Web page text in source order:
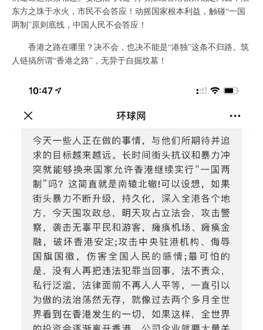
东方之珠于水火，市民不会答应！动摇国家根本利益，触碰“一国
两制”原则底线，中国人民不会答应！
香港之路在哪里？决不会，也决不能是“港独”这条不归路。筑
人链搞所谓“香港之路”，无异于自掘坟墓！